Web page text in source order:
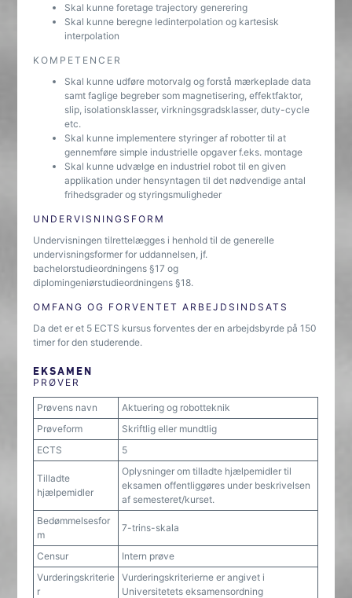
Skal kunne foretage trajectory generering
Skal kunne beregne ledinterpolation og kartesisk
interpolation
KOMPETENCER
Skal kunne udføre motorvalg og forstå mærkeplade data
samt faglige begreber som magnetisering, effektfaktor,
slip, isolationsklasser, virkningsgradsklasser, duty-cycle
etc.
Skal kunne implementere styringer af robotter til at
gennemføre simple industrielle opgaver f.eks. montage
Skal kunne udvælge en industriel robot til en given
applikation under hensyntagen til det nødvendige antal
frihedsgrader og styringsmuligheder
UNDERVISNINGSFORM
Undervisningen tilrettelægges i henhold til de generelle
undervisningsformer for uddannelsen, jf.
bachelorstudieordningens §17 og
diplomingeniørstudieordningens §18.
OMFANG OG FORVENTET ARBEJDSINDSATS
Da det er et 5 ECTS kursus forventes der en arbejdsbyrde på 150
timer for den studerende.
EKSAMEN
PRØVER
Prøvens navn
Aktuering og robotteknik
Prøveform
Skriftlig eller mundtlig
ECTS
5
Tilladte
hjælpemidler
Oplysninger om tilladte hjælpemidler til
eksamen offentliggøres under beskrivelsen
af semesteret/kurset.
Bedømmelsesfor
m
7-trins-skala
Censur
Intern prøve
Vurderingskriterie
r
Vurderingskriterierne er angivet i
Universitetets eksamensordning